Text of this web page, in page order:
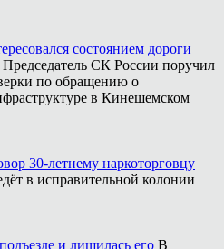
состоянием дороги
Председатель СК России поручил
по обращению о
в Кинешемском
30-летнему наркоторговцу
в исправительной колонии
и лишилась его В